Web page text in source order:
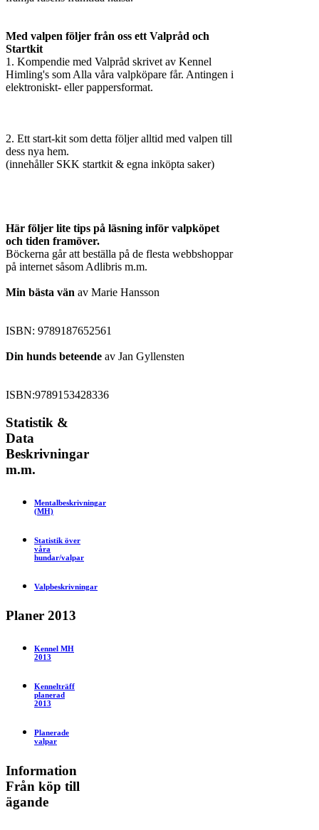
Med valpen följer från oss ett Valpråd och
Startkit
1. Kompendie med Valpråd skrivet av Kennel
Himling's som Alla våra valpköpare får. Antingen i
elektroniskt- eller pappersformat.
2. Ett start-kit som detta följer alltid med valpen till
dess nya hem.
(innehåller SKK startkit & egna inköpta saker)
Här följer lite tips på läsning inför valpköpet
och tiden framöver.
Böckerna går att beställa på de flesta webbshoppar
på internet såsom Adlibris m.m.
Min bästa vän av Marie Hansson
ISBN: 9789187652561
Din hunds beteende av Jan Gyllensten
ISBN:9789153428336
Statistik &
Data
Beskrivningar
m.m.
Mentalbeskrivningar
(MH)
Statistik över
våra
hundar/valpar
Valpbeskrivningar
Planer 2013
Kennel MH
2013
Kennelträff
planerad
2013
Planerade
valpar
Information
Från köp till
ägande